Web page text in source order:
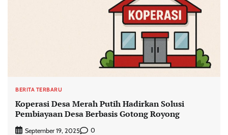
BERITA TERBARU
Koperasi Desa Merah Putih Hadirkan Solusi
Pembiayaan Desa Berbasis Gotong Royong
September 19, 2025 0